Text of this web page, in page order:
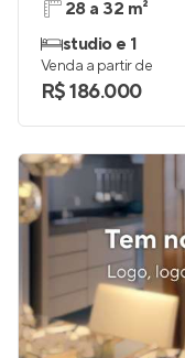
28 a 32 m²
studio e 1
Venda a partir de
R$ 186.000